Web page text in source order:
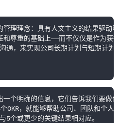
管理理念：具有人文主义的结果驱
任和尊重的基础上——而不仅仅是
通，来实现公司长期计划与短期计划
一个明确的信息，它们告诉我们要
个OKR，就能够帮助公司、团队和
5个或更少的关键结果相对应。